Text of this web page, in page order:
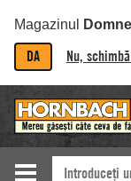
Magazinul
DA Nu,